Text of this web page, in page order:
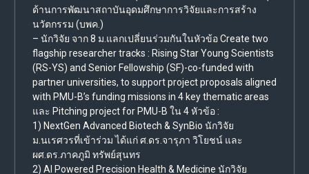
ด้านการพัฒนาสถาบันอุดมศึกษาการวิจัยและการสร้าง
นวัตกรรม (บพค.)
– นักวิจัย จาก 8 ม.แลกเปลี่ยนร่วมกันในหัวข้อ Create two
flagship researcher tracks : Rising Star Young Scientists
(RS-YS) and Senior Fellowship (SF)-co-funded with
partner universities, to support project proposals aligned
with PMU-B’s funding missions in 4 key thematic areas
และ Pitching project for PMU-B ใน 4 หัวข้อ :
1) NextGen Advanced Biotech & SynBio นักวิจัย
ม.นเรศวรที่เข้าร่วม ได้แก่ ศ.ดร.จารุภา วิโยชน์ และ
ผศ.ดร.ภาคภูมิ ทรัพย์สุนทร
2) AI Powered Precision Health & Medicine นักวิจัย